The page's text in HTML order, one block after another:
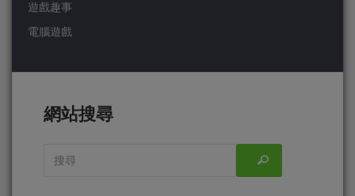
遊戲趣事
電腦遊戲
網站搜尋